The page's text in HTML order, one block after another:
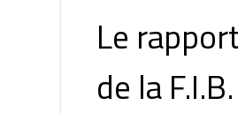
Le
de la